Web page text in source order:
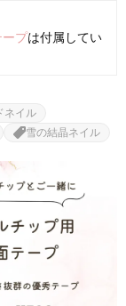
ープは付属してい
ネイル
雪の結晶ネイル